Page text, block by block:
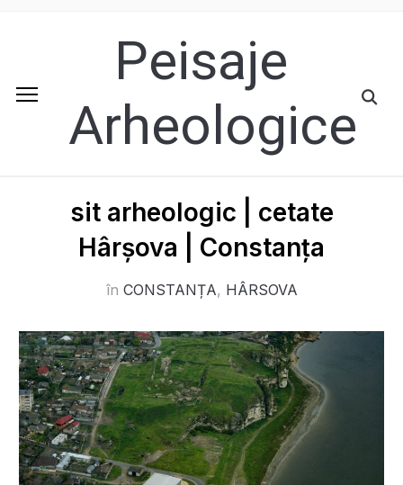
Peisaje
Arheologice
sit arheologic | cetate
Hârșova | Constanța
în CONSTANȚA, HÂRSOVA